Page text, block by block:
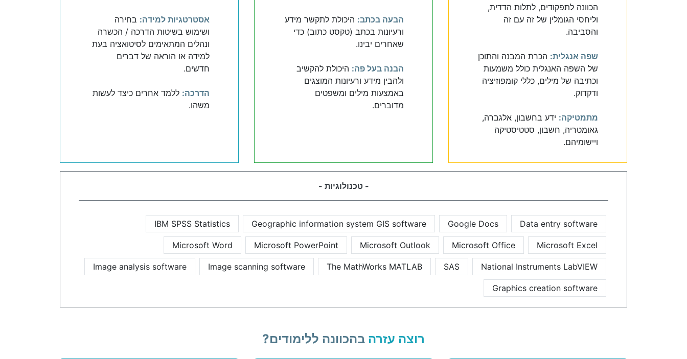
הכוונה לתפקודים, לתלות הדדית,
וליחסי הגומלין של זה עם זה
והסביבה.
שפה אנגלית: הכרת המבנה והתוכן
של השפה האנגלית כולל משמעות
וכתיבה של מילים, כללי קומפוזיציה
ודקדוק.
מתמטיקה: ידע בחשבון, אלגברה,
גאומטריה, חשבון, סטטיסטיקה
ויישומיהם.
הבעה בכתב: היכולת לתקשר מידע
ורעיונות בכתב (טקסט כתוב) כדי
שאחרים יבינו.
הבנה בעל פה: היכולת להקשיב
ולהבין מידע ורעיונות המוצגים
באמצעות מילים ומשפטים
מדוברים.
אסטרטגיות למידה: בחירה
ושימוש בשיטות הדרכה / הכשרה
ונהלים המתאימים לסיטואציה בעת
למידה או הוראה של דברים
חדשים.
הדרכה: ללמד אחרים כיצד לעשות
משהו.
- טכנולוגיות -
Data entry software
Google Docs
Geographic information system GIS software
IBM SPSS Statistics
Microsoft Excel
Microsoft Office
Microsoft Outlook
Microsoft PowerPoint
Microsoft Word
National Instruments LabVIEW
SAS
The MathWorks MATLAB
Image scanning software
Image analysis software
Graphics creation software
רוצה עזרה בהכוונה ללימודים?